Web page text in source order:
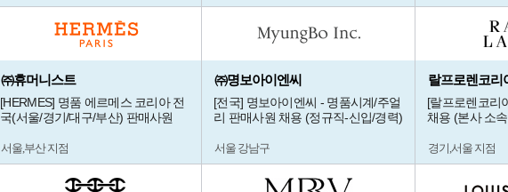
㈜휴머니스트
[HERMES] 명품 에르메스 코리아 전
국(서울/경기/대구/부산) 판매사원
서울,부산 지점
㈜명보아이엔씨
[전국] 명보아이엔씨 - 명품시계/주얼
리 판매사원 채용 (정규직-신입/경력)
서울 강남구
랄프로렌코리
[랄프로렌코리
채용 (본사 소
경기,서울 지점